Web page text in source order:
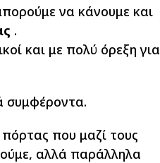
να κάνουμε και
.
και με πολύ όρεξη για
συμφέροντα.
που μαζί τους
αλλά παράλληλα